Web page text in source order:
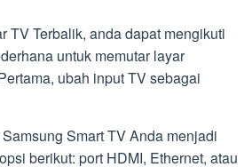
TV Terbalik, anda dapat mengikuti
untuk memutar layar
ubah input TV sebagai
Smart TV Anda menjadi
berikut: port HDMI, Ethernet, atau